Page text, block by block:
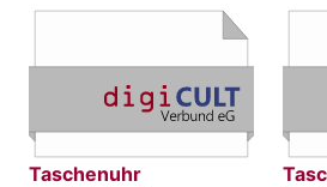
Taschenuhr